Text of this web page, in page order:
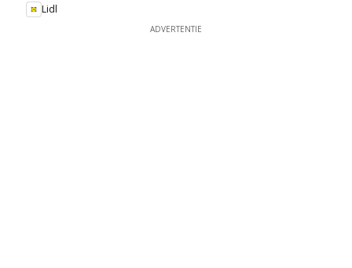
Lidl
ADVERTENTIE